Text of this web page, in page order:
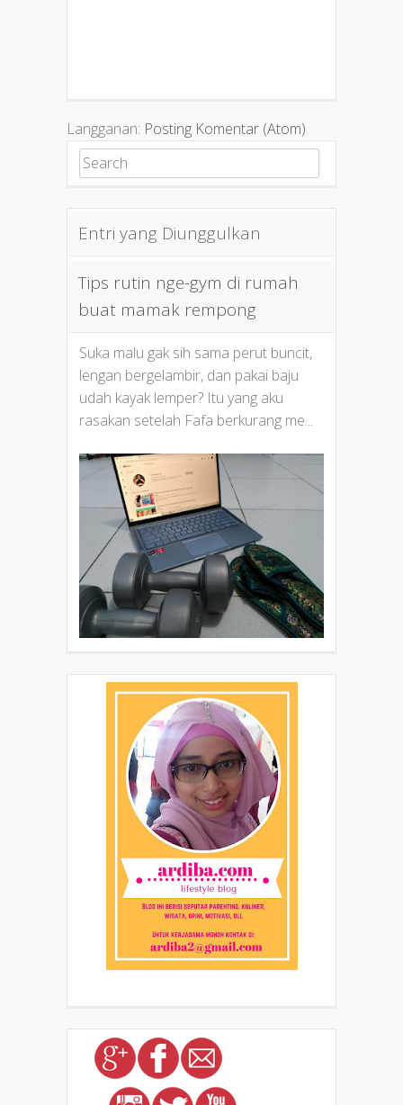
Langganan: Posting Komentar (Atom)
Search for:
Entri yang Diunggulkan
Tips rutin nge-gym di rumah
buat mamak rempong
Suka malu gak sih sama perut buncit,
lengan bergelambir, dan pakai baju
udah kayak lemper? Itu yang aku
rasakan setelah Fafa berkurang me...